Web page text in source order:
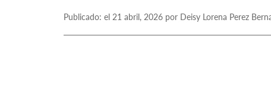
Publicado: el 21 abril, 2026 por Deisy Lorena Perez